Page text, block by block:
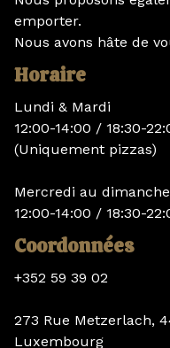
emporter.
Nous avons hâte de
Horaire
Lundi & Mardi
12:00-14:00 / 18:30-
(Uniquement pizzas)
Mercredi au dimanche
12:00-14:00 / 18:30-
Coordonnées
+352 59 39 02
273 Rue Metzerlach,
Luxembourg